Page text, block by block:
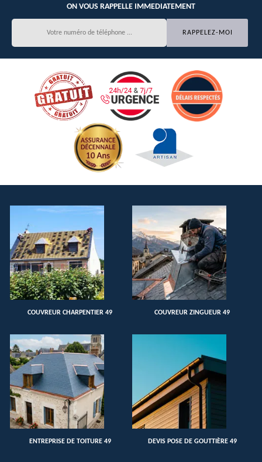
ON VOUS RAPPELLE IMMEDIATEMENT
COUVREUR CHARPENTIER 49 COUVREUR ZINGUEUR 49
ENTREPRISE DE TOITURE 49 DEVIS POSE DE GOUTTIÈRE 49